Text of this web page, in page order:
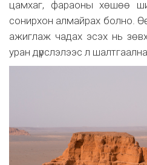
цамхаг, фараоны хөшөө
сонирхон алмайрах болно.
ажиглаж чадах эсэх нь
уран дүрслэлээс л шалтгаална.